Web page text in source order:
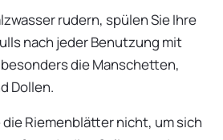
rudern, spülen Sie Ihre
nach jeder Benutzung mit
die Manschetten,
Dollen.
die Riemenblätter nicht, um sich